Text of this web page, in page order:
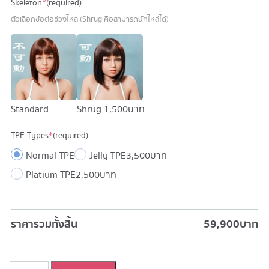
Skeleton*(required)
ตัวเลือกข้อต่อช่วงไหล่ (Shrug คือสามารถยักไหล่ได้)
Standard Shrug 1,500 บาท
TPE Types*(required)
Normal TPE Jelly TPE3,500 บาท
Platium TPE2,500 บาท
ราคารวมทั้งสิ้น 59,900บาท